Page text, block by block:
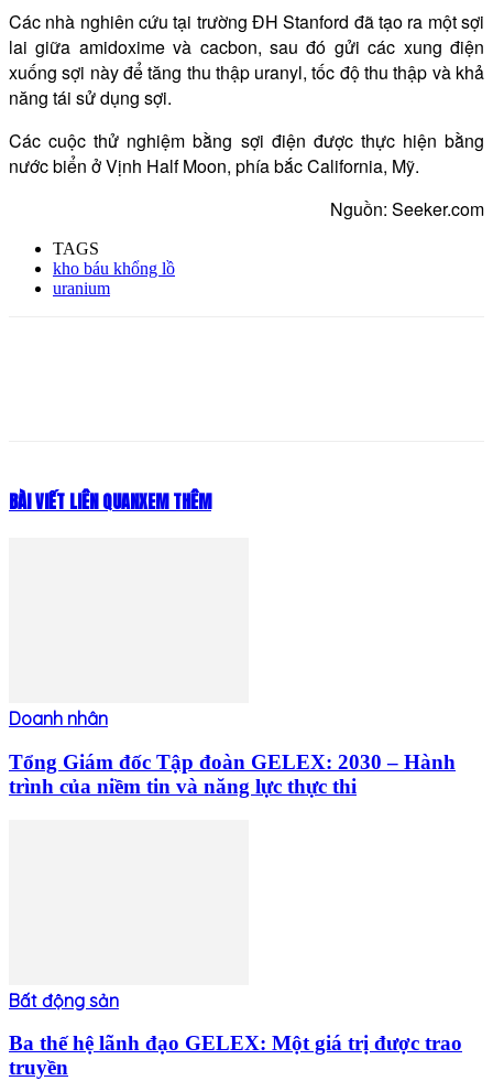
Các nhà nghiên cứu tại trường ĐH Stanford đã tạo ra một sợi
lai giữa amidoxime và cacbon, sau đó gửi các xung điện
xuống sợi này để tăng thu thập uranyl, tốc độ thu thập và khả
năng tái sử dụng sợi.
Các cuộc thử nghiệm bằng sợi điện được thực hiện bằng
nước biển ở Vịnh Half Moon, phía bắc California, Mỹ.
Nguồn: Seeker.com
TAGS
kho báu khổng lồ
uranium
BÀI VIẾT LIÊN QUANXEM THÊM
Doanh nhân
Tổng Giám đốc Tập đoàn GELEX: 2030 – Hành
trình của niềm tin và năng lực thực thi
Bất động sản
Ba thế hệ lãnh đạo GELEX: Một giá trị được trao
truyền